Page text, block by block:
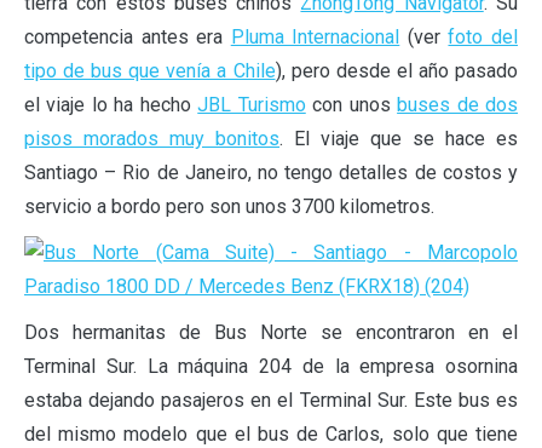
competencia antes era Pluma Internacional (verfoto del
tipo de bus que venía a Chile), pero desde el año pasado
el viaje lo ha hechoJBL Turismocon unos buses de dos
pisos morados muy bonitos. El viaje que se hace es
Santiago – Rio de Janeiro, no tengo detalles de costos y
servicio a bordo pero son unos 3700 kilometros.
Dos hermanitas de Bus Norte se encontraron en el
Terminal Sur. La máquina 204 de la empresa osornina
estaba dejando pasajeros en el Terminal Sur. Este bus es
del mismo modelo que el bus de Carlos, solo que tiene